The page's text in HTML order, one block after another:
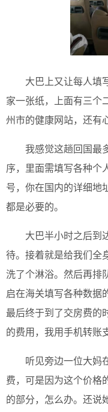
大巴上又让每人填
家一张纸，上面有三个
州市的健康网站，还有
我感觉这趟回国最
序，里面需填写各种个
号，你在国内的详细地
都是必要的。
大巴半小时之后到
待。接着就是给我们全
洗了个淋浴。然后再排
启在海关填写各种数据
最后终于到了交房费的
的费用，我用手机转账
听见旁边一位大妈
费，可是因为这个价格
的部分，怎么办。还说